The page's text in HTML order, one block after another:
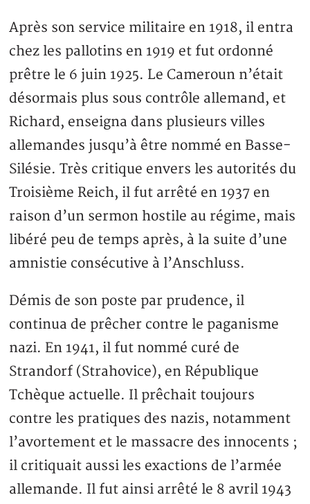
Après son service militaire en 1918, il entra
chez les pallotins en 1919 et fut ordonné
prêtre le 6 juin 1925. Le Cameroun n’était
désormais plus sous contrôle allemand, et
Richard, enseigna dans plusieurs villes
allemandes jusqu’à être nommé en Basse-
Silésie. Très critique envers les autorités du
Troisième Reich, il fut arrêté en 1937 en
raison d’un sermon hostile au régime, mais
libéré peu de temps après, à la suite d’une
amnistie consécutive à l’Anschluss.
Démis de son poste par prudence, il
continua de prêcher contre le paganisme
nazi. En 1941, il fut nommé curé de
Strandorf (Strahovice), en République
Tchèque actuelle. Il prêchait toujours
contre les pratiques des nazis, notamment
l’avortement et le massacre des innocents ;
il critiquait aussi les exactions de l’armée
allemande. Il fut ainsi arrêté le 8 avril 1943